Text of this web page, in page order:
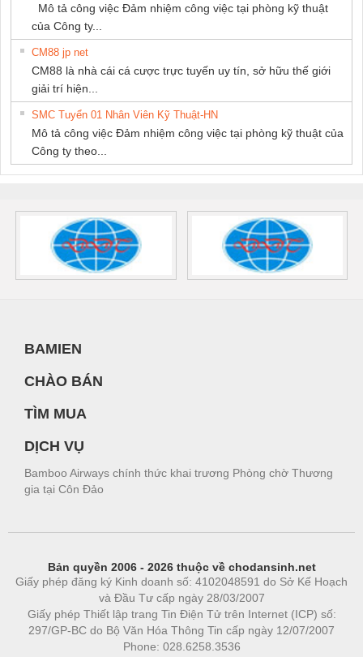
Mô tả công việc Đảm nhiệm công việc tại phòng kỹ thuật
của Công ty...
CM88 jp net
CM88 là nhà cái cá cược trực tuyến uy tín, sở hữu thế giới
giải trí hiện...
SMC Tuyển 01 Nhân Viên Kỹ Thuật-HN
Mô tả công việc Đảm nhiệm công việc tại phòng kỹ thuật của
Công ty theo...
BAMIEN
CHÀO BÁN
TÌM MUA
DỊCH VỤ
Bamboo Airways chính thức khai trương Phòng chờ Thương
gia tại Côn Đảo
Bản quyền 2006 - 2026 thuộc về chodansinh.net
Giấy phép đăng ký Kinh doanh số: 4102048591 do Sở Kế Hoạch
và Đầu Tư cấp ngày 28/03/2007
Giấy phép Thiết lập trang Tin Điện Tử trên Internet (ICP) số:
297/GP-BC do Bộ Văn Hóa Thông Tin cấp ngày 12/07/2007
Phone: 028.6258.3536